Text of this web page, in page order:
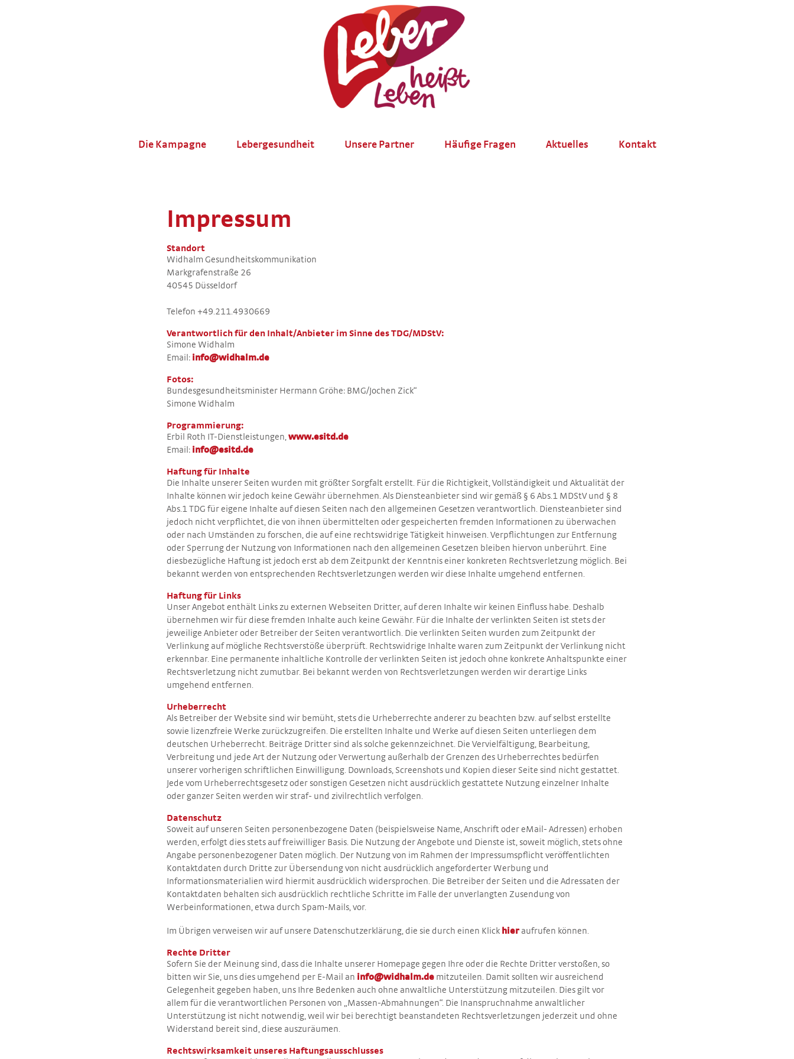
Die Kampagne Lebergesundheit Unsere Partner Häufige Fragen Aktuelles Kontakt
Impressum
Standort
Widhalm Gesundheitskommunikation
Markgrafenstraße 26
40545 Düsseldorf
Telefon +49.211.4930669
Verantwortlich für den Inhalt/Anbieter im Sinne des TDG/MDStV:
Simone Widhalm
Email: info@widhalm.de
Fotos:
Bundesgesundheitsminister Hermann Gröhe: BMG/Jochen Zick“
Simone Widhalm
Programmierung:
Erbil Roth IT-Dienstleistungen, www.esitd.de
Email: info@esitd.de
Haftung für Inhalte
Die Inhalte unserer Seiten wurden mit größter Sorgfalt erstellt. Für die Richtigkeit, Vollständigkeit und Aktualität der
Inhalte können wir jedoch keine Gewähr übernehmen. Als Diensteanbieter sind wir gemäß § 6 Abs.1 MDStV und § 8
Abs.1 TDG für eigene Inhalte auf diesen Seiten nach den allgemeinen Gesetzen verantwortlich. Diensteanbieter sind
jedoch nicht verpflichtet, die von ihnen übermittelten oder gespeicherten fremden Informationen zu überwachen
oder nach Umständen zu forschen, die auf eine rechtswidrige Tätigkeit hinweisen. Verpflichtungen zur Entfernung
oder Sperrung der Nutzung von Informationen nach den allgemeinen Gesetzen bleiben hiervon unberührt. Eine
diesbezügliche Haftung ist jedoch erst ab dem Zeitpunkt der Kenntnis einer konkreten Rechtsverletzung möglich. Bei
bekannt werden von entsprechenden Rechtsverletzungen werden wir diese Inhalte umgehend entfernen.
Haftung für Links
Unser Angebot enthält Links zu externen Webseiten Dritter, auf deren Inhalte wir keinen Einfluss habe. Deshalb
übernehmen wir für diese fremden Inhalte auch keine Gewähr. Für die Inhalte der verlinkten Seiten ist stets der
jeweilige Anbieter oder Betreiber der Seiten verantwortlich. Die verlinkten Seiten wurden zum Zeitpunkt der
Verlinkung auf mögliche Rechtsverstöße überprüft. Rechtswidrige Inhalte waren zum Zeitpunkt der Verlinkung nicht
erkennbar. Eine permanente inhaltliche Kontrolle der verlinkten Seiten ist jedoch ohne konkrete Anhaltspunkte einer
Rechtsverletzung nicht zumutbar. Bei bekannt werden von Rechtsverletzungen werden wir derartige Links
umgehend entfernen.
Urheberrecht
Als Betreiber der Website sind wir bemüht, stets die Urheberrechte anderer zu beachten bzw. auf selbst erstellte
sowie lizenzfreie Werke zurückzugreifen. Die erstellten Inhalte und Werke auf diesen Seiten unterliegen dem
deutschen Urheberrecht. Beiträge Dritter sind als solche gekennzeichnet. Die Vervielfältigung, Bearbeitung,
Verbreitung und jede Art der Nutzung oder Verwertung außerhalb der Grenzen des Urheberrechtes bedürfen
unserer vorherigen schriftlichen Einwilligung. Downloads, Screenshots und Kopien dieser Seite sind nicht gestattet.
Jede vom Urheberrechtsgesetz oder sonstigen Gesetzen nicht ausdrücklich gestattete Nutzung einzelner Inhalte
oder ganzer Seiten werden wir straf- und zivilrechtlich verfolgen.
Datenschutz
Soweit auf unseren Seiten personenbezogene Daten (beispielsweise Name, Anschrift oder eMail- Adressen) erhoben
werden, erfolgt dies stets auf freiwilliger Basis. Die Nutzung der Angebote und Dienste ist, soweit möglich, stets ohne
Angabe personenbezogener Daten möglich. Der Nutzung von im Rahmen der Impressumspflicht veröffentlichten
Kontaktdaten durch Dritte zur Übersendung von nicht ausdrücklich angeforderter Werbung und
Informationsmaterialien wird hiermit ausdrücklich widersprochen. Die Betreiber der Seiten und die Adressaten der
Kontaktdaten behalten sich ausdrücklich rechtliche Schritte im Falle der unverlangten Zusendung von
Werbeinformationen, etwa durch Spam-Mails, vor.
Im Übrigen verweisen wir auf unsere Datenschutzerklärung, die sie durch einen Klick hieraufrufen können.
Rechte Dritter
Sofern Sie der Meinung sind, dass die Inhalte unserer Homepage gegen Ihre oder die Rechte Dritter verstoßen, so
bitten wir Sie, uns dies umgehend per E-Mail an info@widhalm.de mitzuteilen. Damit sollten wir ausreichend
Gelegenheit gegeben haben, uns Ihre Bedenken auch ohne anwaltliche Unterstützung mitzuteilen. Dies gilt vor
allem für die verantwortlichen Personen von „Massen-Abmahnungen“. Die Inanspruchnahme anwaltlicher
Unterstützung ist nicht notwendig, weil wir bei berechtigt beanstandeten Rechtsverletzungen jederzeit und ohne
Widerstand bereit sind, diese auszuräumen.
Rechtswirksamkeit unseres Haftungsausschlusses